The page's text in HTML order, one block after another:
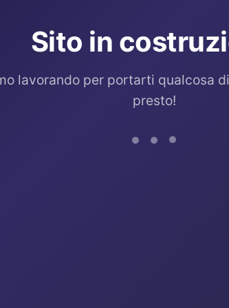
Sito in
lavorando per portarti qualcosa
presto!